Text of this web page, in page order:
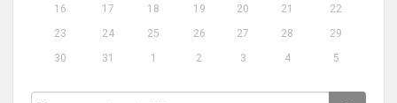
16
17 18 19 20 21
22
23
24 25 26 27 28
29
30
31 1 2 3 4 5